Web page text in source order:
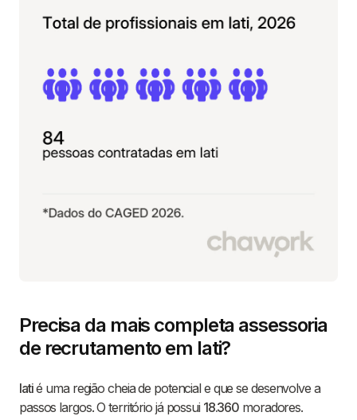
Precisa da mais completa assessoria
de recrutamento em Iati?
Iatié uma região cheia de potencial e que se desenvolve a
passos largos. O território já possui 18.360 moradores.